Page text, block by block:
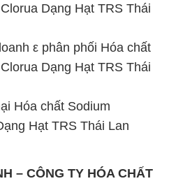
Dạng Hạt TRS Thái
ε phân phối Hóa chất
Dạng Hạt TRS Thái
Hóa chất Sodium
Hạt TRS Thái Lan
– CÔNG TY HÓA CHẤT